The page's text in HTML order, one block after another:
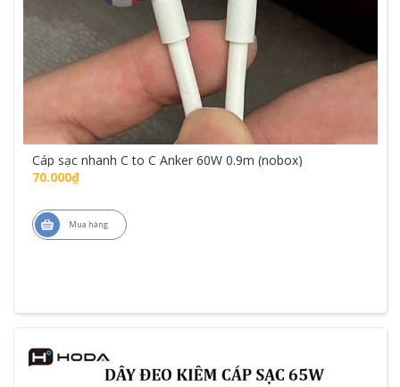
Cáp sạc nhanh C to C Anker 60W 0.9m (nobox)
70.000₫
Mua hàng